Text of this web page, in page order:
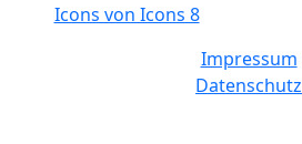
Icons von Icons 8
Impressum
Datenschutz